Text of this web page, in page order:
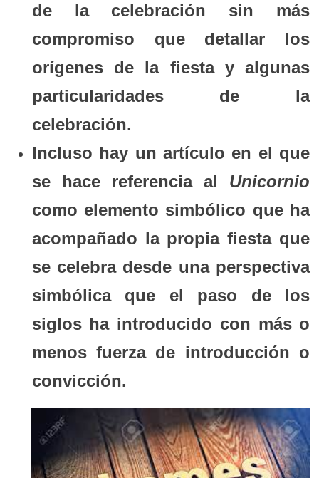
de la celebración sin más
compromiso que detallar los
orígenes de la fiesta y algunas
particularidades de la
celebración.
Incluso hay un artículo en el que
se hace referencia al Unicornio
como elemento simbólico que ha
acompañado la propia fiesta que
se celebra desde una perspectiva
simbólica que el paso de los
siglos ha introducido con más o
menos fuerza de introducción o
convicción.